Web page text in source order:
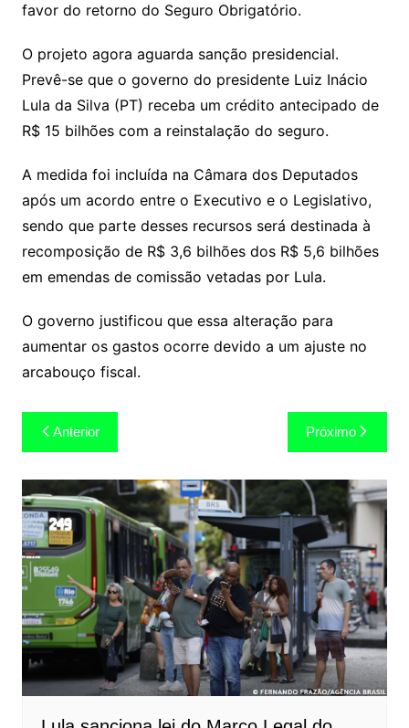
favor do retorno do Seguro Obrigatório.
O projeto agora aguarda sanção presidencial.
Prevê-se que o governo do presidente Luiz Inácio
Lula da Silva (PT) receba um crédito antecipado de
R$ 15 bilhões com a reinstalação do seguro.
A medida foi incluída na Câmara dos Deputados
após um acordo entre o Executivo e o Legislativo,
sendo que parte desses recursos será destinada à
recomposição de R$ 3,6 bilhões dos R$ 5,6 bilhões
em emendas de comissão vetadas por Lula.
O governo justificou que essa alteração para
aumentar os gastos ocorre devido a um ajuste no
arcabouço fiscal.
Navegação
de
Post
Anterior Próximo